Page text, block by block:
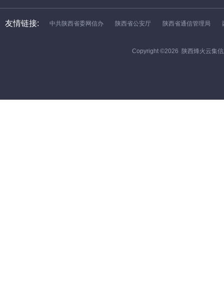
友情链接: 中共陕西省委网信办 陕西省公安厅 陕西省通信管理局
Copyright ©2026 陕西烽火云集